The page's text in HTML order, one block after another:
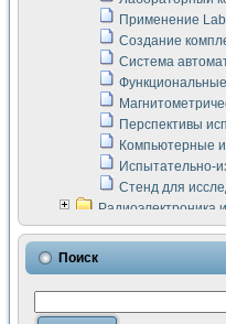
Применение
Создание
Система
Перспективы
Компьютерные
Испытательно-
Стенд для
Радиоэлектроника
LabVIEW в
Аппаратно-
Виртуальный
Измерение
Измерительный
Поиск